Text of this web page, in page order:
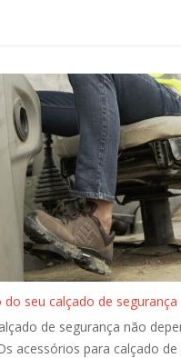
seu calçado de segurança
de segurança não
acessórios para calçado